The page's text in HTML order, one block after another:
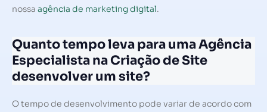
nossa agência de marketing digital.
Quanto tempo leva para uma Agência
Especialista na Criação de Site
desenvolver um site?
O tempo de desenvolvimento pode variar de acordo com